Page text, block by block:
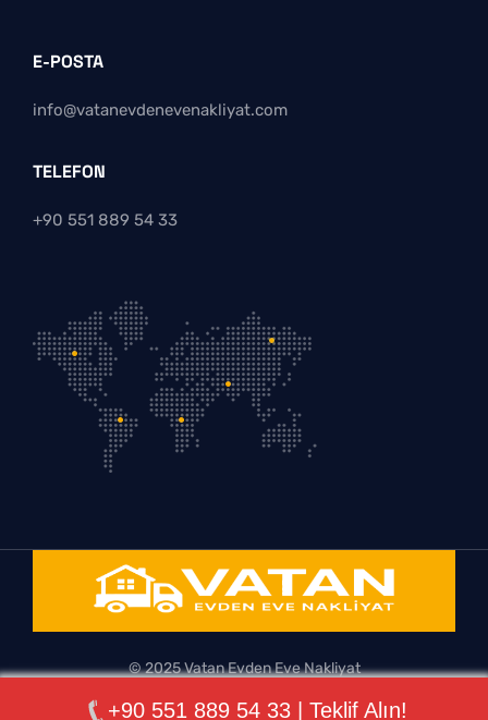
E-POSTA
info@vatanevdenevenakliyat.com
TELEFON
+90 551 889 54 33
© 2025 Vatan Evden Eve Nakliyat
+90 551 889 54 33 | Teklif Alın!